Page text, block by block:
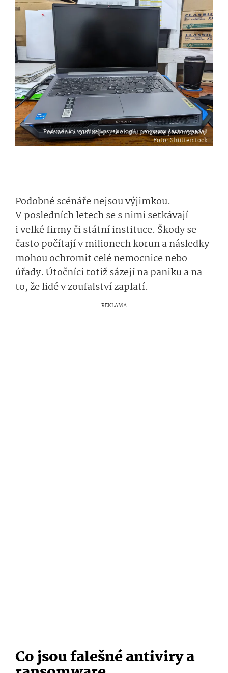
Podvodníci využívají psychologii, programy často vypadají seriózně a budí dojem, že chrání uživatele před hrozbou.
Foto: Shutterstock
Podobné scénáře nejsou výjimkou.
V posledních letech se s nimi setkávají
i velké firmy či státní instituce. Škody se
často počítají v milionech korun a následky
mohou ochromit celé nemocnice nebo
úřady. Útočníci totiž sázejí na paniku a na
to, že lidé v zoufalství zaplatí.
Co jsou falešné antiviry a